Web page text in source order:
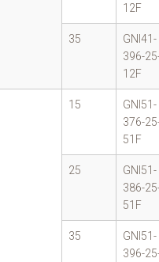
12F
35
GNI41-
396-
12F
15
GNI51-
376-
51F
25
GNI51-
386-
51F
35
GNI51-
396-